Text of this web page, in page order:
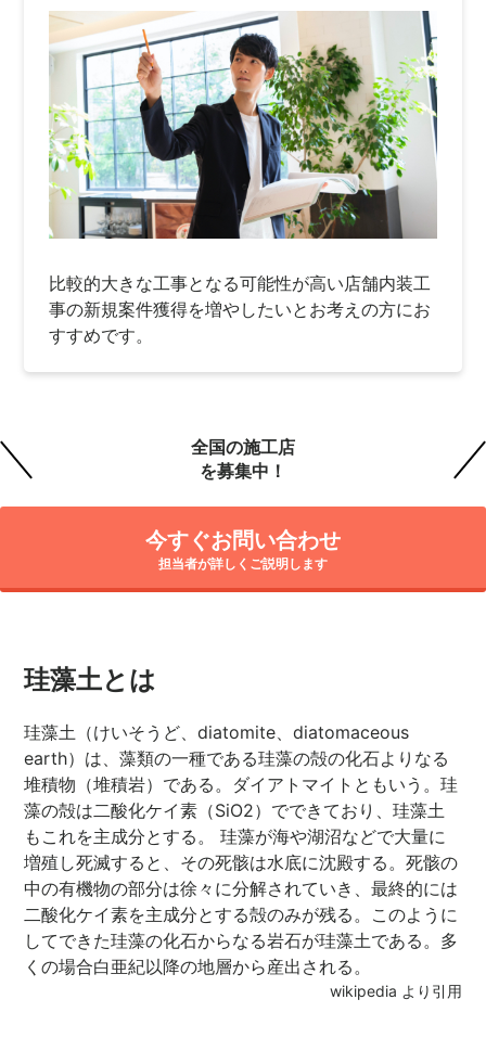
比較的大きな工事となる可能性が高い店舗内装工
事の新規案件獲得を増やしたいとお考えの方にお
すすめです。
全国の施工店
を募集中！
今すぐお問い合わせ
担当者が詳しくご説明します
珪藻土とは
珪藻土（けいそうど、diatomite、diatomaceous
earth）は、藻類の一種である珪藻の殻の化石よりなる
堆積物（堆積岩）である。ダイアトマイトともいう。珪
藻の殻は二酸化ケイ素（SiO2）でできており、珪藻土
もこれを主成分とする。 珪藻が海や湖沼などで大量に
増殖し死滅すると、その死骸は水底に沈殿する。死骸の
中の有機物の部分は徐々に分解されていき、最終的には
二酸化ケイ素を主成分とする殻のみが残る。このように
してできた珪藻の化石からなる岩石が珪藻土である。多
くの場合白亜紀以降の地層から産出される。
wikipedia より引用